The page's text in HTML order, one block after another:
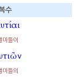
수
미들이
미들의